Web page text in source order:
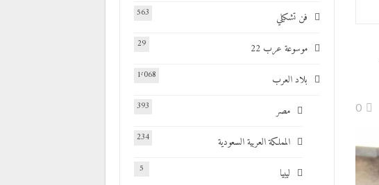
0
فن تشكيلي 563
موسوعة عرب 22 29
بلاد العرب 1٬068
مصر 393
المملكة العربية السعودية 234
ليبيا 5